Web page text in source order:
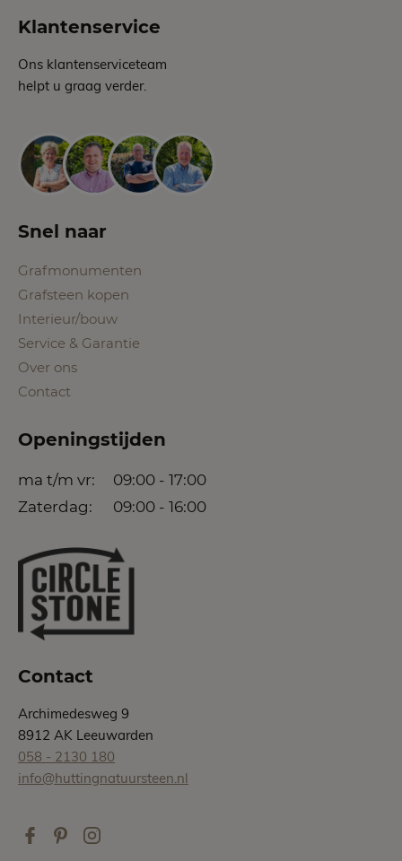
Klantenservice
Ons klantenserviceteam
helpt u graag verder.
Snel naar
Grafmonumenten
Grafsteen kopen
Interieur/bouw
Service & Garantie
Over ons
Contact
Openingstijden
ma t/m vr:
09:00 - 17:00
Zaterdag:
09:00 - 16:00
Contact
Archimedesweg 9
8912 AK Leeuwarden
058 - 2130 180
info@huttingnatuursteen.nl